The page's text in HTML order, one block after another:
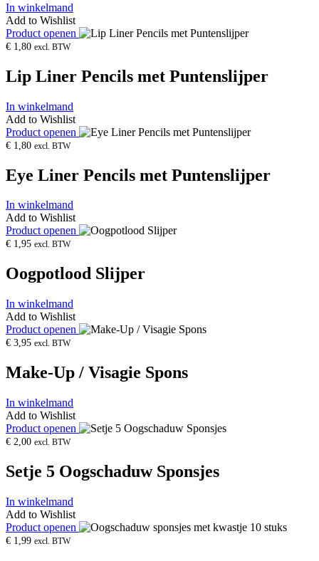
In winkelmand
Add to Wishlist
Product openen
€ 1,80 excl. BTW
Lip Liner Pencils met Puntenslijper
In winkelmand
Add to Wishlist
Product openen
€ 1,80 excl. BTW
Eye Liner Pencils met Puntenslijper
In winkelmand
Add to Wishlist
Product openen
€ 1,95 excl. BTW
Oogpotlood Slijper
In winkelmand
Add to Wishlist
Product openen
€ 3,95 excl. BTW
Make-Up / Visagie Spons
In winkelmand
Add to Wishlist
Product openen
€ 2,00 excl. BTW
Setje 5 Oogschaduw Sponsjes
In winkelmand
Add to Wishlist
Product openen
€ 1,99 excl. BTW